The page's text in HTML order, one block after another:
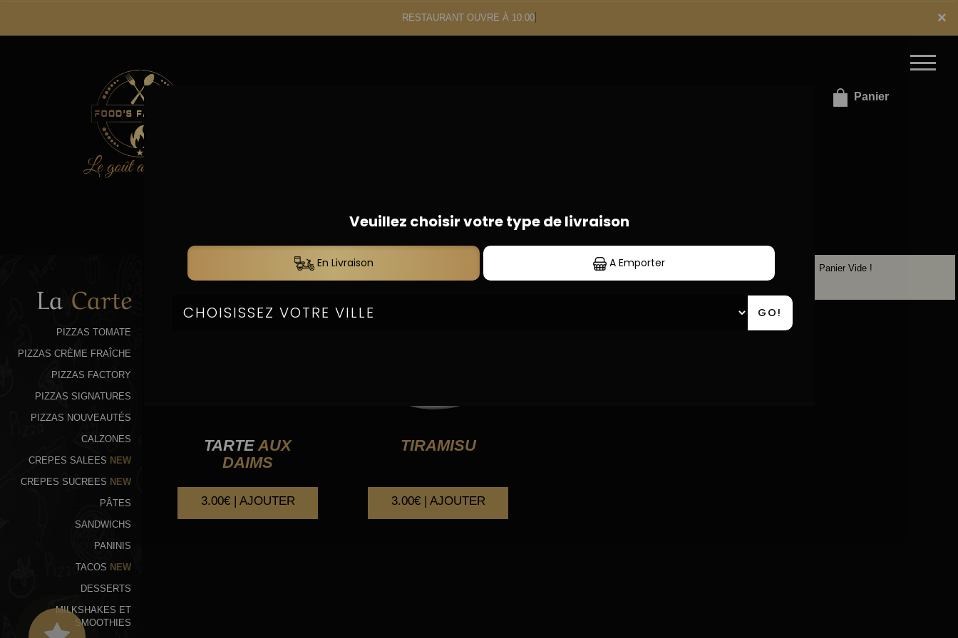
×
RESTAURANT OUVRE À 10:00
Panier
x
La Carte
PIZZAS TOMATE
PIZZAS CRÈME FRAÎCHE
PIZZAS FACTORY
PIZZAS SIGNATURES
PIZZAS NOUVEAUTÉS
CALZONES
CREPES SALEES NEW
CREPES SUCREES NEW
PÂTES
SANDWICHS
PANINIS
TACOS NEW
DESSERTS
MILKSHAKES ET
SMOOTHIES
DESSERTS
TARTE AUX
DAIMS
3.00€ | AJOUTER
TIRAMISU
3.00€ | AJOUTER
Panier Vide !